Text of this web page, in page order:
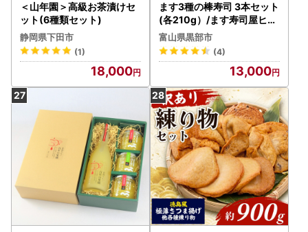
＜山年園＞高級お茶漬けセ
ット(6種類セット)
静岡県下田市
(1)
18,000
ます3種の棒寿司 3本セット
(各210g）/ます寿司屋ヒロ
助/富山県 黒部市 寿司 鮨 ま
す寿司 ます トロサーモン
炙りサーモン お寿司 海鮮
魚 魚介類 魚介 加工食品 惣
菜
富山県黒部市
(4)
13,000